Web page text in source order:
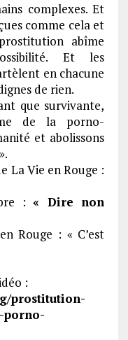
complexes. Et
comme cela et
abîme
Et les
en chacune
de rien.
que survivante,
de la porno-
et abolissons
La Vie en Rouge :
:« Dire non
Rouge : « C’est
:
prostitution-
porno-